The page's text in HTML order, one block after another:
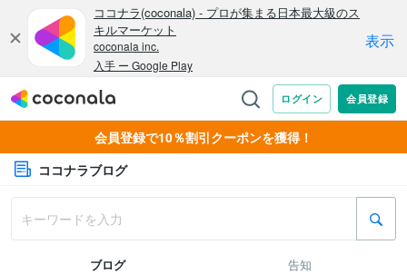
会員登録で10％割引クーポンを獲得！
ココナラブログ
ブログ 告知